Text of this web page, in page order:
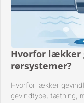
Hvorfor lækker
rørsystemer?
Hvorfor lækker
gevindtype, tætning,